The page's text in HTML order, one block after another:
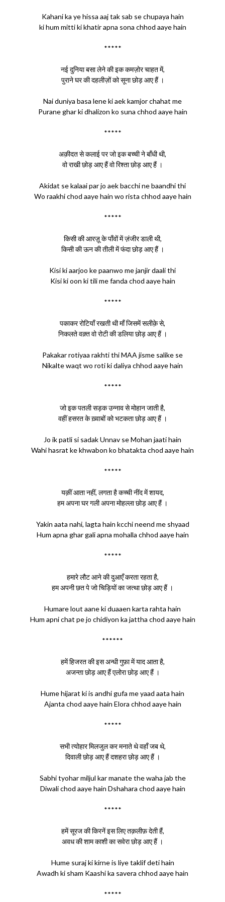
Kahani ka ye hissa aaj tak sab se chupaya hain
ki hum mitti ki khatir apna sona chhod aaye hain
*****
नई दुनिया बसा लेने की इक कमज़ोर चाहत में,
पुराने घर की दहलीज़ों को सूना छोड़ आए हैं ।
Nai duniya basa lene ki aek kamjor chahat me
Purane ghar ki dhalizon ko suna chhod aaye hain
*****
अक़ीदत से कलाई पर जो इक बच्ची ने बाँधी थी,
वो राखी छोड़ आए हैं वो रिश्ता छोड़ आए हैं ।
Akidat se kalaai par jo aek bacchi ne baandhi thi
Wo raakhi chod aaye hain wo rista chhod aaye hain
*****
किसी की आरज़ू के पाँवों में ज़ंजीर डाली थी,
किसी की ऊन की तीली में फंदा छोड़ आए हैं ।
Kisi ki aarjoo ke paanwo me janjir daali thi
Kisi ki oon ki tili me fanda chod aaye hain
*****
पकाकर रोटियाँ रखती थी माँ जिसमें सलीक़े से,
निकलते वक़्त वो रोटी की डलिया छोड़ आए हैं ।
Pakakar rotiyaa rakhti thi MAA jisme salike se
Nikalte waqt wo roti ki daliya chhod aaye hain
*****
जो इक पतली सड़क उन्नाव से मोहान जाती है,
वहीं हसरत के ख़्वाबों को भटकता छोड़ आए हैं ।
Jo ik patli si sadak Unnav se Mohan jaati hain
Wahi hasrat ke khwabon ko bhatakta chod aaye hain
*****
यक़ीं आता नहीं, लगता है कच्ची नींद में शायद,
हम अपना घर गली अपना मोहल्ला छोड़ आए हैं ।
Yakin aata nahi, lagta hain kcchi neend me shyaad
Hum apna ghar gali apna mohalla chhod aaye hain
*****
हमारे लौट आने की दुआएँ करता रहता है,
हम अपनी छत पे जो चिड़ियों का जत्था छोड़ आए हैं ।
Humare lout aane ki duaaen karta rahta hain
Hum apni chat pe jo chidiyon ka jattha chod aaye hain
******
हमें हिजरत की इस अन्धी गुफ़ा में याद आता है,
अजन्ता छोड़ आए हैं एलोरा छोड़ आए हैं ।
Hume hijarat ki is andhi gufa me yaad aata hain
Ajanta chod aaye hain Elora chhod aaye hain
*****
सभी त्योहार मिलजुल कर मनाते थे वहाँ जब थे,
दिवाली छोड़ आए हैं दशहरा छोड़ आए हैं ।
Sabhi tyohar miljul kar manate the waha jab the
Diwali chod aaye hain Dshahara chod aaye hain
*****
हमें सूरज की किरनें इस लिए तक़लीफ़ देती हैं,
अवध की शाम काशी का सवेरा छोड़ आए हैं ।
Hume suraj ki kirne is liye taklif deti hain
Awadh ki sham Kaashi ka savera chhod aaye hain
*****